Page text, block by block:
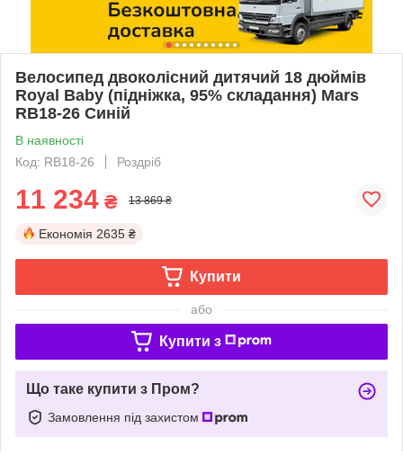
Велосипед двоколісний дитячий 18 дюймів
Royal Baby (підніжка, 95% складання) Mars
RB18-26 Синій
В наявності
Код: RB18-26
Роздріб
11 234 ₴ 13 869 ₴
Економія 2635 ₴
Купити
або
Купити з
Що таке купити з Пром?
Замовлення під захистом